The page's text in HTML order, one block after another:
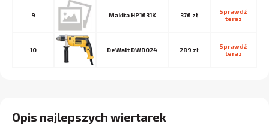
9 Makita HP1631K 376 zł
Sprawdź
teraz
10 DeWalt DWD024 289 zł
Sprawdź
teraz
Opis najlepszych wiertarek